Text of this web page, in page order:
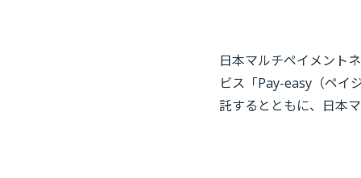
日本マルチペイメント
ビス「Pay-easy（ペイ
託するとともに、日本